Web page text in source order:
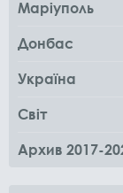
Маріуполь
Донбас
Україна
Світ
Архив 2017-